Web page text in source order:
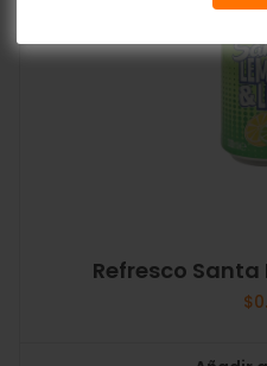
Refresco Santa
$